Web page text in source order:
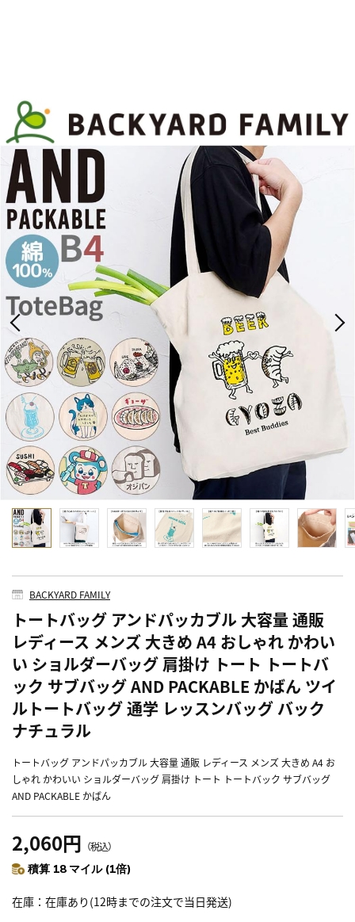
BACKYARD FAMILY
トートバッグ アンドパッカブル 大容量 通販
レディース メンズ 大きめ A4 おしゃれ かわい
い ショルダーバッグ 肩掛け トート トートバ
ック サブバッグ AND PACKABLE かばん ツイ
ルトートバッグ 通学 レッスンバッグ バック
ナチュラル
トートバッグ アンドパッカブル 大容量 通販 レディース メンズ 大きめ A4 お
しゃれ かわいい ショルダーバッグ 肩掛け トート トートバック サブバッグ
AND PACKABLE かばん
2,060円 （税込）
積算 18 マイル (1倍)
在庫 在庫あり(12時までの注文で当日発送)